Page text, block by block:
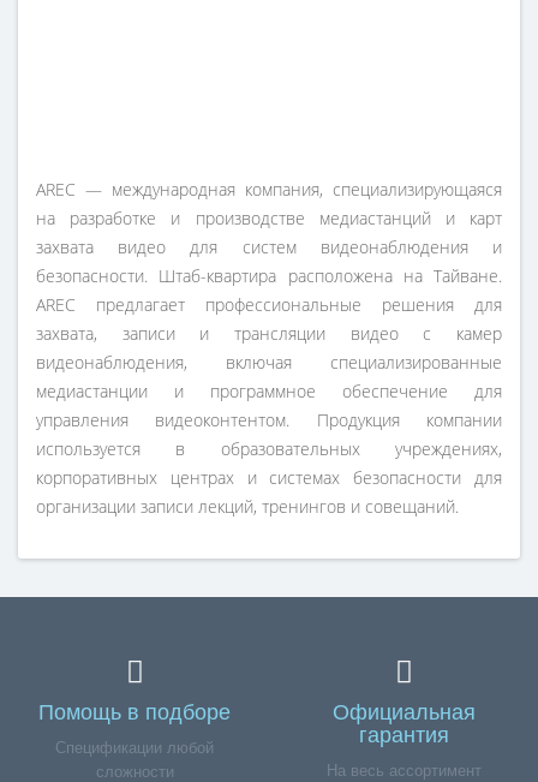
AREC — международная компания, специализирующаяся
на разработке и производстве медиастанций и карт
захвата видео для систем видеонаблюдения и
безопасности. Штаб-квартира расположена на Тайване.
AREC предлагает профессиональные решения для
захвата, записи и трансляции видео с камер
видеонаблюдения, включая специализированные
медиастанции и программное обеспечение для
управления видеоконтентом. Продукция компании
используется в образовательных учреждениях,
корпоративных центрах и системах безопасности для
организации записи лекций, тренингов и совещаний.
Помощь в подборе
Спецификации любой
сложности
Официальная
гарантия
На весь ассортимент